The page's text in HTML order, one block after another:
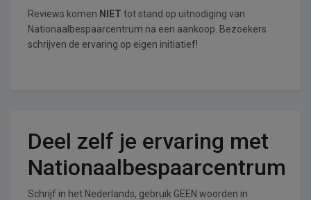
Reviews komen NIET tot stand op uitnodiging van
Nationaalbespaarcentrum na een aankoop. Bezoekers
schrijven de ervaring op eigen initiatief!
Deel zelf je ervaring met
Nationaalbespaarcentrum
Schrijf in het Nederlands, gebruik GEEN woorden in